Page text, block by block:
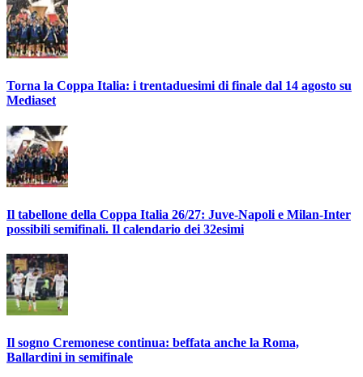
Torna la Coppa Italia: i trentaduesimi di finale dal 14 agosto su
Mediaset
Il tabellone della Coppa Italia 26/27: Juve-Napoli e Milan-Inter
possibili semifinali. Il calendario dei 32esimi
Il sogno Cremonese continua: beffata anche la Roma,
Ballardini in semifinale